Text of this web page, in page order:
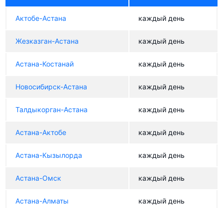
Актобе-Астана каждый день
Жезказган-Астана каждый день
Астана-Костанай каждый день
Новосибирск-Астана каждый день
Талдыкорган-Астана каждый день
Астана-Актобе каждый день
Астана-Кызылорда каждый день
Астана-Омск каждый день
Астана-Алматы каждый день